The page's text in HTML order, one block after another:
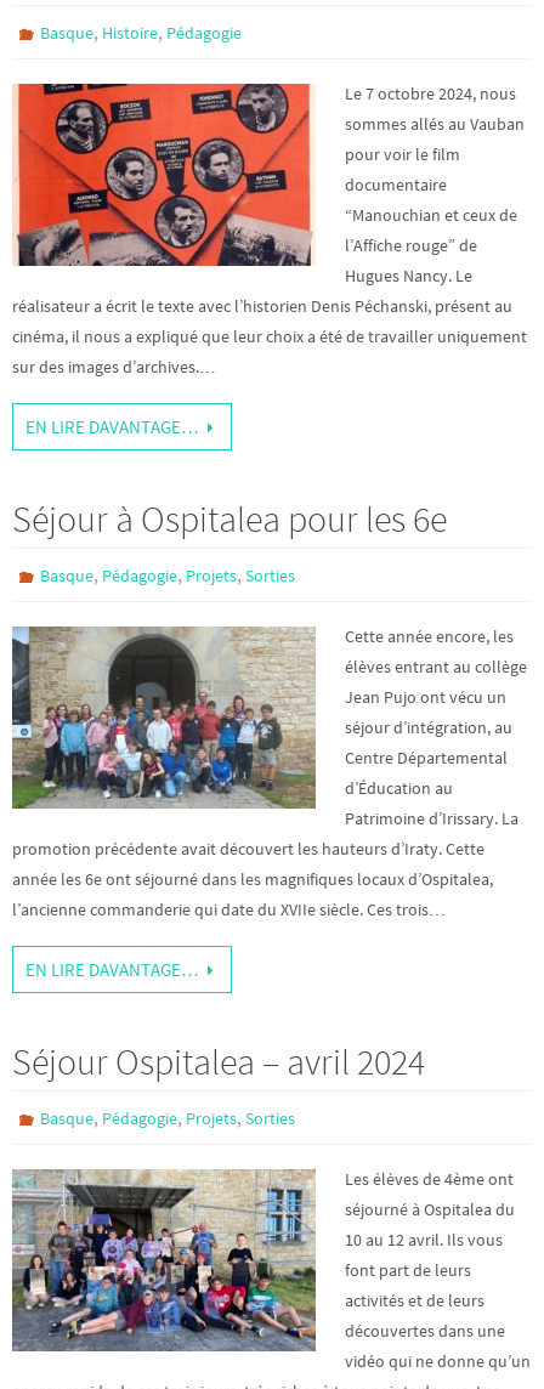
Basque, Histoire, Pédagogie
Le 7 octobre 2024, nous
sommes allés au Vauban
pour voir le film
documentaire
“Manouchian et ceux de
l’Affiche rouge” de
Hugues Nancy. Le
réalisateur a écrit le texte avec l’historien Denis Péchanski, présent au
cinéma, il nous a expliqué que leur choix a été de travailler uniquement
sur des images d’archives.…
EN LIRE DAVANTAGE…
Séjour à Ospitalea pour les 6e
Basque, Pédagogie, Projets,Sorties
Cette année encore, les
élèves entrant au collège
Jean Pujo ont vécu un
séjour d’intégration, au
Centre Départemental
d’Éducation au
Patrimoine d’Irissary. La
promotion précédente avait découvert les hauteurs d’Iraty. Cette
année les 6e ont séjourné dans les magnifiques locaux d’Ospitalea,
l’ancienne commanderie qui date du XVIIe siècle. Ces trois…
EN LIRE DAVANTAGE…
Séjour Ospitalea – avril 2024
Basque, Pédagogie, Projets,Sorties
Les élèves de 4ème ont
séjourné à Ospitalea du
10 au 12 avril. Ils vous
font part de leurs
activités et de leurs
découvertes dans une
vidéo qui ne donne qu’un